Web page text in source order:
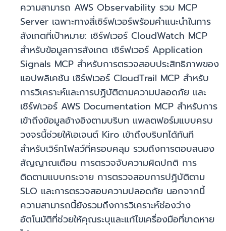
ความสามารถ AWS Observability รวม MCP
Server เฉพาะทางสี่เซิร์ฟเวอร์พร้อมคำแนะนำในการ
สังเกตที่เป้าหมาย: เซิร์ฟเวอร์ CloudWatch MCP
สำหรับข้อมูลการสังเกต เซิร์ฟเวอร์ Application
Signals MCP สำหรับการตรวจสอบประสิทธิภาพของ
แอปพลิเคชัน เซิร์ฟเวอร์ CloudTrail MCP สำหรับ
การวิเคราะห์และการปฏิบัติตามความปลอดภัย และ
เซิร์ฟเวอร์ AWS Documentation MCP สำหรับการ
เข้าถึงข้อมูลอ้างอิงตามบริบท แพลตฟอร์มแบบครบ
วงจรนี้ช่วยให้เอเจนต์ Kiro เข้าถึงบริบทได้ทันที
สำหรับเวิร์กโฟลว์ที่ครอบคลุม รวมถึงการตอบสนอง
สัญญาณเตือน การตรวจจับความผิดปกติ การ
ติดตามแบบกระจาย การตรวจสอบการปฏิบัติตาม
SLO และการตรวจสอบความปลอดภัย นอกจากนี้
ความสามารถนี้ยังรวมถึงการวิเคราะห์ช่องว่าง
อัตโนมัติที่ช่วยให้คุณระบุและแก้ไขเครื่องมือที่ขาดหาย